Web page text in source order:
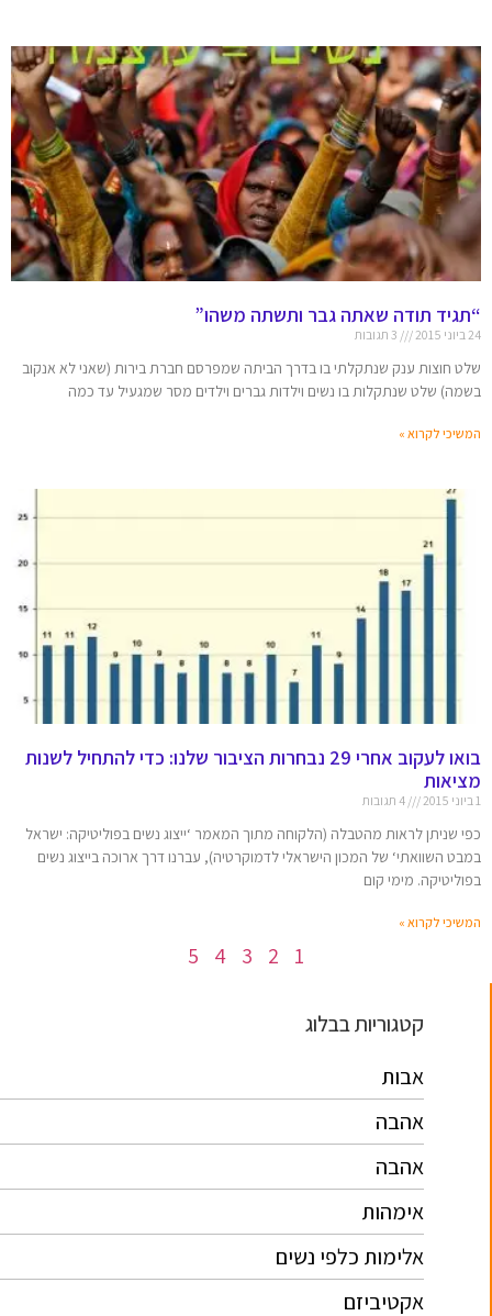
“תגיד תודה שאתה גבר ותשתה משהו”
24 ביוני 2015
שלט חוצות ענק שנתקלתי בו בדרך הביתה שמפרסם חברת בירות (שאני לא אנקוב
בשמה) שלט שנתקלות בו נשים וילדות גברים וילדים מסר שמגעיל עד כמה
המשיכי לקרוא »
בואו לעקוב אחרי 29 נבחרות הציבור שלנו: כדי להתחיל לשנות
מציאות
1 ביוני 2015
כפי שניתן לראות מהטבלה (הלקוחה מתוך המאמר ‘ייצוג נשים בפוליטיקה: ישראל
במבט השוואתי‘ של המכון הישראלי לדמוקרטיה), עברנו דרך ארוכה בייצוג נשים
בפוליטיקה. מימי קום
המשיכי לקרוא »
1
2
3
4
5
קטגוריות בבלוג
אבות
אהבה
אהבה
אימהות
אלימות כלפי נשים
אקטיביזם